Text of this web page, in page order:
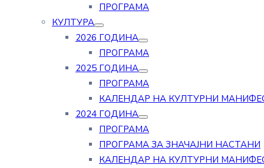
ПРОГРАМА
КУЛТУРА
2026 ГОДИНА
ПРОГРАМА
2025 ГОДИНА
ПРОГРАМА
КАЛЕНДАР НА КУЛТУРНИ
2024 ГОДИНА
ПРОГРАМА
ПРОГРАМА ЗА ЗНАЧАЈНИ НАСТАНИ
КАЛЕНДАР НА КУЛТУРНИ